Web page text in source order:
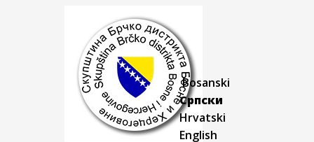
Bosanski
Српски
Hrvatski
English